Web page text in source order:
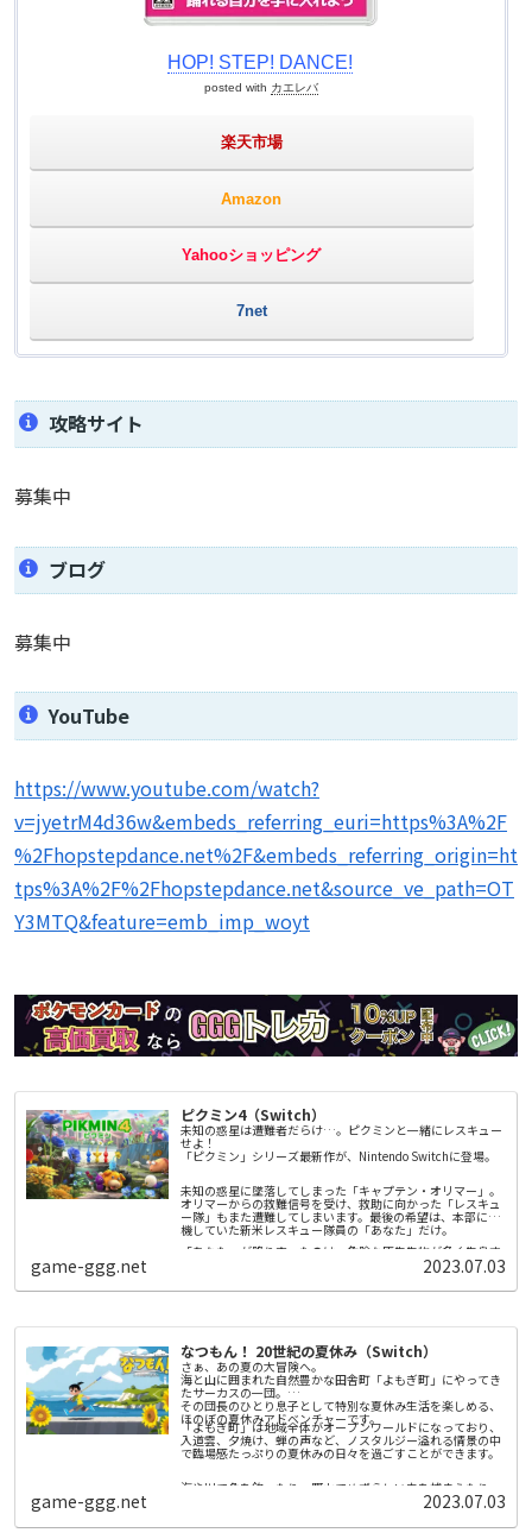
HOP! STEP! DANCE!
posted with カエレバ
楽天市場
Amazon
Yahooショッピング
7net
攻略サイト
募集中
ブログ
募集中
YouTube
https://www.youtube.com/watch?
v=jyetrM4d36w&embeds_referring_euri=https%3A%2F
%2Fhopstepdance.net%2F&embeds_referring_origin=ht
tps%3A%2F%2Fhopstepdance.net&source_ve_path=OT
Y3MTQ&feature=emb_imp_woyt
ピクミン4（Switch）
未知の惑星は遭難者だらけ…。ピクミンと一緒にレスキュー
せよ！
「ピクミン」シリーズ最新作が、Nintendo Switchに登場。
未知の惑星に墜落してしまった「キャプテン・オリマー」。
オリマーからの救難信号を受け、救助に向かった「レスキュ
ー隊」もまた遭難してしまいます。最後の希望は、本部に待
機していた新米レスキュー隊員の「あなた」だけ。
「あなた」が降り立ったのは、危険な原生生物が多く生息す
る謎の惑星。そこで出会ったふしぎな生き物「ピクミン」の
ピクミンは地面からひっこぬくと、ぞろぞろとついてきま
人公のためにせっせと働いてくれます。
ピクミンは、原生生物にも勇敢に立ち向かいます。1匹1匹は
か弱く、ときには食べられてしまうこともありますが、たく
さんのピクミンが力を合わせれば、大きな相手も倒すことが
できます。
ピクミンには、さまざまな種類がいます。「赤ピクミン」は
火に強く、「青ピクミン」は水中を泳ぐことができる…とい
ったような、いろいろな特徴があります。
新たに発見された「氷ピクミン」は、原生生物や水面を凍ら
せることができます。氷ピクミンに指示をすれば、凍らせた
game-ggg.net 2023.07.03
なつもん！ 20世紀の夏休み（Switch）
さぁ、あの夏の大冒険へ。
海と山に囲まれた自然豊かな田舎町「よもぎ町」にやってき
たサーカスの一団。
その団長のひとり息子として特別な夏休み生活を楽しめる、
ほのぼの夏休みアドベンチャーです。
「よもぎ町」は地域全体がオープンワールドになっており、
入道雲、夕焼け、蝉の声など、ノスタルジー溢れる情景の中
で臨場感たっぷりの夏休みの日々を過ごすことができます。
海や川で魚を釣ったり、野山でめずらしい虫を捕まえたり、
夏休みには楽しい遊びがたくさん！サーカスのお手伝いをす
るもよし、町で暮らす人々と交流するもよし。夏祭りでは花
火や盆踊りが夜を明るく彩ります。そして列車に乗れば隣町
game-ggg.net 2023.07.03